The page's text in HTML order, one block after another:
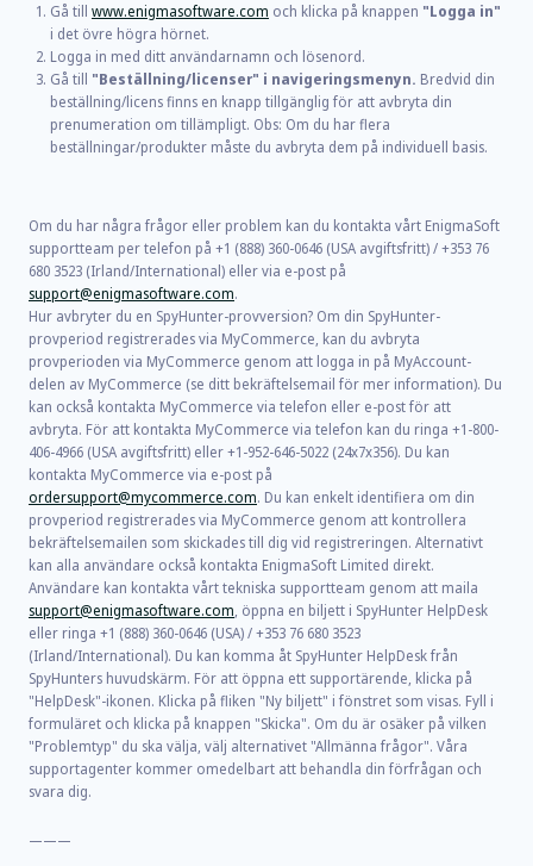
Gå till www.enigmasoftware.com och klicka på knappen "Logga in"
i det övre högra hörnet.
Logga in med ditt användarnamn och lösenord.
Gå till "Beställning/licenser" i navigeringsmenyn. Bredvid din
beställning/licens finns en knapp tillgänglig för att avbryta din
prenumeration om tillämpligt. Obs: Om du har flera
beställningar/produkter måste du avbryta dem på individuell basis.
Om du har några frågor eller problem kan du kontakta vårt EnigmaSoft
supportteam per telefon på +1 (888) 360-0646 (USA avgiftsfritt) / +353 76
680 3523 (Irland/International) eller via e-post på
support@enigmasoftware.com.
Hur avbryter du en SpyHunter-provversion? Om din SpyHunter-
provperiod registrerades via MyCommerce, kan du avbryta
provperioden via MyCommerce genom att logga in på MyAccount-
delen av MyCommerce (se ditt bekräftelsemail för mer information). Du
kan också kontakta MyCommerce via telefon eller e-post för att
avbryta. För att kontakta MyCommerce via telefon kan du ringa +1-800-
406-4966 (USA avgiftsfritt) eller +1-952-646-5022 (24x7x356). Du kan
kontakta MyCommerce via e-post på
ordersupport@mycommerce.com. Du kan enkelt identifiera om din
provperiod registrerades via MyCommerce genom att kontrollera
bekräftelsemailen som skickades till dig vid registreringen. Alternativt
kan alla användare också kontakta EnigmaSoft Limited direkt.
Användare kan kontakta vårt tekniska supportteam genom att maila
support@enigmasoftware.com, öppna en biljett i SpyHunter HelpDesk
eller ringa +1 (888) 360-0646 (USA) / +353 76 680 3523
(Irland/International). Du kan komma åt SpyHunter HelpDesk från
SpyHunters huvudskärm. För att öppna ett supportärende, klicka på
"HelpDesk"-ikonen. Klicka på fliken "Ny biljett" i fönstret som visas. Fyll i
formuläret och klicka på knappen "Skicka". Om du är osäker på vilken
"Problemtyp" du ska välja, välj alternativet "Allmänna frågor". Våra
supportagenter kommer omedelbart att behandla din förfrågan och
svara dig.
———